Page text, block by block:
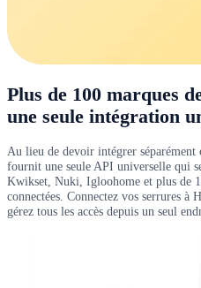
Plus de 100 marques
une seule intégration
Au lieu de devoir intégrer séparément
fournit une seule API universelle qui
Kwikset, Nuki, Igloohome et plus de
connectées. Connectez vos serrures à
gérez tous les accès depuis un seul